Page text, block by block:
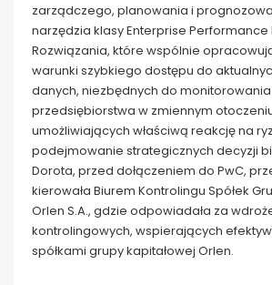
zarządczego, planowania i
narzędzia klasy Enterprise
Rozwiązania, które wspólnie
warunki szybkiego dostępu do
danych, niezbędnych do monitorowania
przedsiębiorstwa w zmiennym
umożliwiających właściwą reakcję na
podejmowanie strategicznych decyzji
Dorota, przed dołączeniem do PwC,
kierowała Biurem Kontrolingu Spółek
Orlen S.A., gdzie odpowiadała za
kontrolingowych, wspierających
spółkami grupy kapitałowej Orlen.